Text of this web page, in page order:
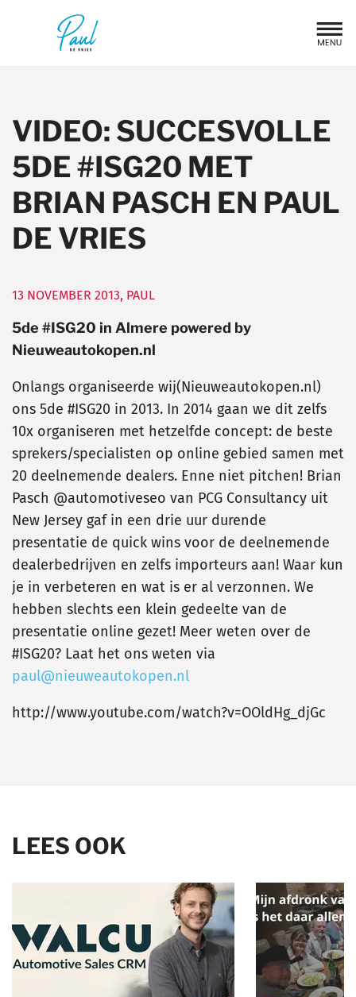
VIDEO: SUCCESVOLLE
5DE #ISG20 MET
BRIAN PASCH EN PAUL
DE VRIES
13 NOVEMBER 2013, PAUL
5de #ISG20 in Almere powered by
Nieuweautokopen.nl
Onlangs organiseerde wij(Nieuweautokopen.nl)
ons 5de #ISG20 in 2013. In 2014 gaan we dit zelfs
10x organiseren met hetzelfde concept: de beste
sprekers/specialisten op online gebied samen met
20 deelnemende dealers. Enne niet pitchen! Brian
Pasch @automotiveseo van PCG Consultancy uit
New Jersey gaf in een drie uur durende
presentatie de quick wins voor de deelnemende
dealerbedrijven en zelfs importeurs aan! Waar kun
je in verbeteren en wat is er al verzonnen. We
hebben slechts een klein gedeelte van de
presentatie online gezet! Meer weten over de
#ISG20? Laat het ons weten via
paul@nieuweautokopen.nl
http://www.youtube.com/watch?v=OOldHg_djGc
LEES OOK